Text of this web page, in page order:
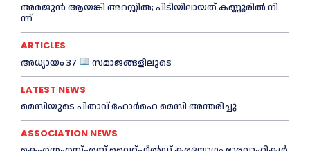
അ​ർ​ജു​ൻ ആ​യ​ങ്കി അ​റ​സ്റ്റി​ൽ; പി​ടി​യി​ലാ​യ​ത് ക​ണ്ണൂ​രി​ൽ നി​
ന്ന്
ARTICLES
അധ്യായം 37 സമാജങ്ങളിലൂടെ
LATEST NEWS
മെ​സിയുടെ പിതാവ് ഹോർഹെ മെ​സി അന്തരിച്ചു
ASSOCIATION NEWS